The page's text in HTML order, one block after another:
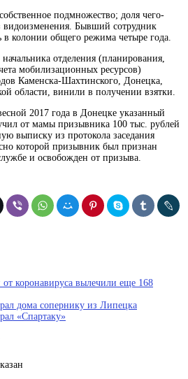
подмножество; доля чего-
видоизменения. Бывший сотрудник
в колонии общего режима четыре года.
отделения (планирования,
мобилизационных ресурсов)
Каменска-Шахтинского, Донецка,
области, винили в получении взятки.
2017 года в Донецке указанный
от мамы призывника 100 тыс. рублей
выписку из протокола заседания
которой призывник был признан
и освобожден от призыва.
от коронавируса вылечили еще 168
дома сопернику из Липецка
«Спартаку»